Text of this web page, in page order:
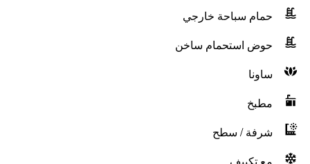
حمام سباحة خارجي
حوض استحمام ساخن
ساونا
مطبخ
شرفة / سطح